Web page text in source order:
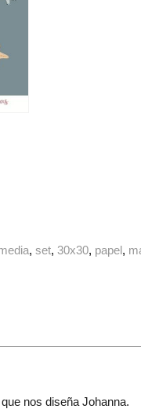
set 30x30 papel
nos diseña Johanna.